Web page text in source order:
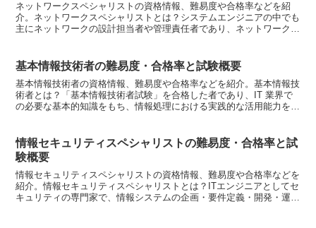
ネットワークスペシャリストの資格情報、難易度や合格率などを紹
介。ネットワークスペシャリストとは？システムエンジニアの中でも
主にネットワークの設計担当者や管理責任者であり、ネットワークに
基本情報技術者の難易度・合格率と試験概要
基本情報技術者の資格情報、難易度や合格率などを紹介。基本情報技
術者とは？「基本情報技術者試験」を合格した者であり、IT 業界で
の必要な基本的知識をもち、情報処理における実践的な活用能力を身
情報セキュリティスペシャリストの難易度・合格率と試
験概要
情報セキュリティスペシャリストの資格情報、難易度や合格率などを
紹介。情報セキュリティスペシャリストとは？ITエンジニアとしてセ
キュリティの専門家で、情報システムの企画・要件定義・開発・運